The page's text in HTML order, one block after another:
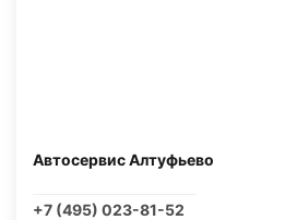
Автосервис Алтуфьево
+7 (495) 023-81-52